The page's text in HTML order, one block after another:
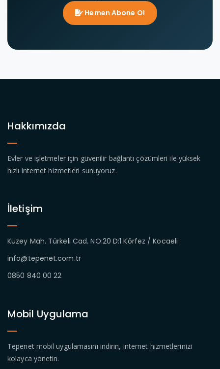
Hemen Abone Ol
Hakkımızda
Evler ve işletmeler için güvenilir bağlantı çözümleri ile yüksek
hızlı internet hizmetleri sunuyoruz.
İletişim
Kuzey Mah. Türkeli Cad. NO:20 D:1 Körfez / Kocaeli
info@tepenet.com.tr
0850 840 00 22
Mobil Uygulama
Tepenet mobil uygulamasını indirin, internet hizmetlerinizi
kolayca yönetin.